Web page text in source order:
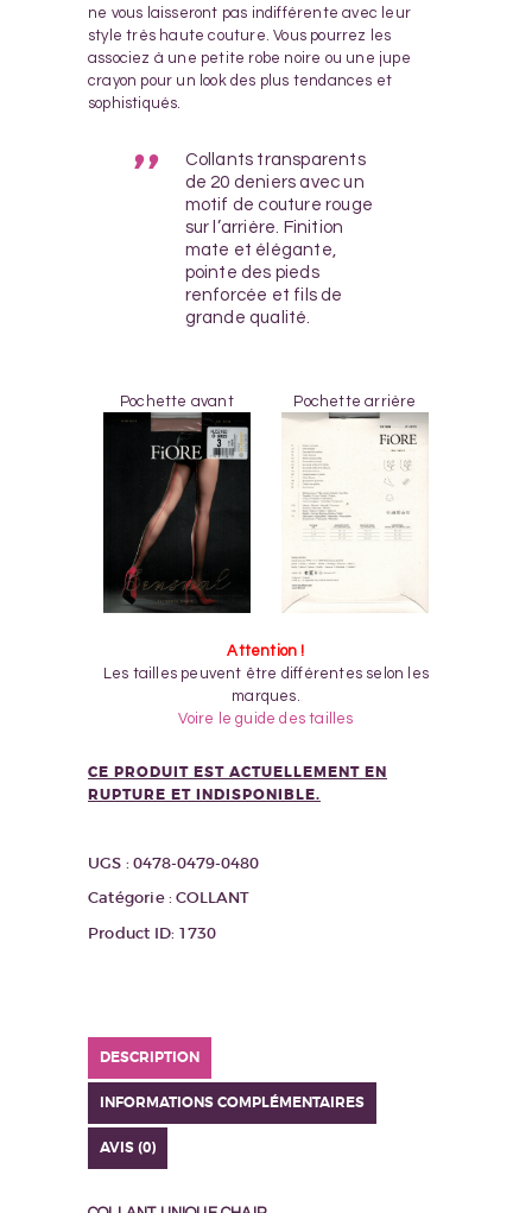
ne vous laisseront pas indifférente avec leur
style très haute couture. Vous pourrez les
associez à une petite robe noire ou une jupe
crayon pour un look des plus tendances et
sophistiqués.
Collants transparents
de 20 deniers avec un
motif de couture rouge
sur l’arrière. Finition
mate et élégante,
pointe des pieds
renforcée et fils de
grande qualité.
Pochette avant Pochette arrière
Attention !
Les tailles peuvent être différentes selon les
marques.
Voire le guide des tailles
CE PRODUIT EST ACTUELLEMENT EN
RUPTURE ET INDISPONIBLE.
UGS :0478-0479-0480
Catégorie :COLLANT
Product ID: 1730
DESCRIPTION
INFORMATIONS COMPLÉMENTAIRES
AVIS (0)